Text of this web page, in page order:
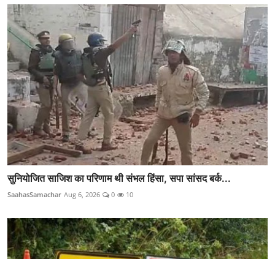
सुनियोजित साजिश का परिणाम थी संभल हिंसा, सपा सांसद बर्क...
SaahasSamachar Aug 6, 2026 0 10